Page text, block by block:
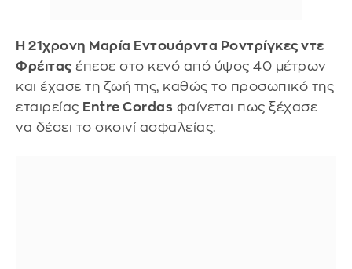
Η 21χρονη Μαρία Εντουάρντα Ροντρίγκες ντε
Φρέιτας έπεσε στο κενό από ύψος 40 μέτρων
και έχασε τη ζωή της, καθώς το προσωπικό της
εταιρείας Entre Cordas φαίνεται πως ξέχασε
να δέσει το σκοινί ασφαλείας.